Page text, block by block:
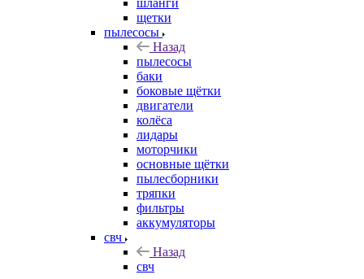
шланги
щетки
пылесосы
Назад
пылесосы
баки
боковые щётки
двигатели
колёса
лидары
моторчики
основные щётки
пылесборники
тряпки
фильтры
аккумуляторы
свч
Назад
свч